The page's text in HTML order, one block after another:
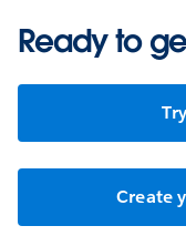
Ready to
Create